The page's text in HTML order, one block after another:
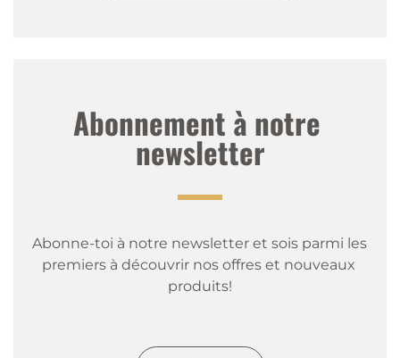
Abonnement à notre
newsletter
Abonne-toi à notre newsletter et sois parmi les
premiers à découvrir nos offres et nouveaux
produits!